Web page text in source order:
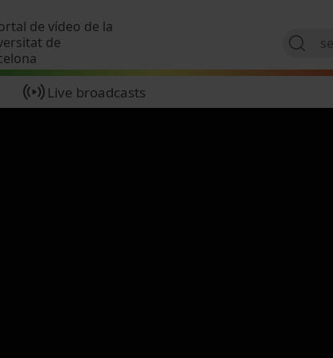
de vídeo de la
de
Live broadcasts